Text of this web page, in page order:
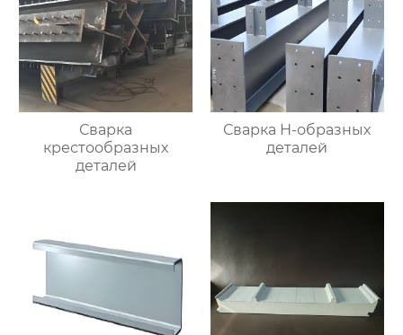
Сварка
крестообразных
деталей
Сварка Н-образных
деталей